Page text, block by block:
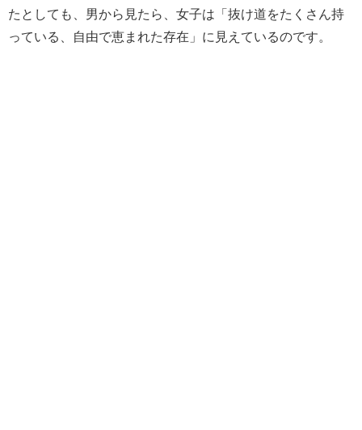
たとしても、男から見たら、女子は「抜け道をたくさん持
っている、自由で恵まれた存在」に見えているのです。